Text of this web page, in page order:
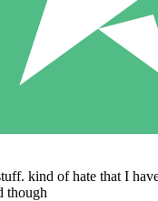
kind of hate that I
though